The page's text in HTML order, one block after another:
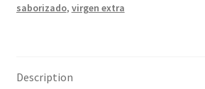
saborizado, virgen extra
Description